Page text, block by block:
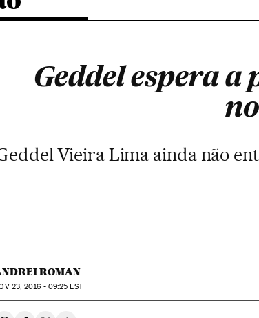
Geddel espera
Vieira Lima ainda não
ROMAN
23, 2016 - 09:25 EST